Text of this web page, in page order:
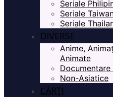
Seriale
Seriale
Seriale
DIVERSE
Anime,
Animate
Non-Asiatice
CĂRȚI